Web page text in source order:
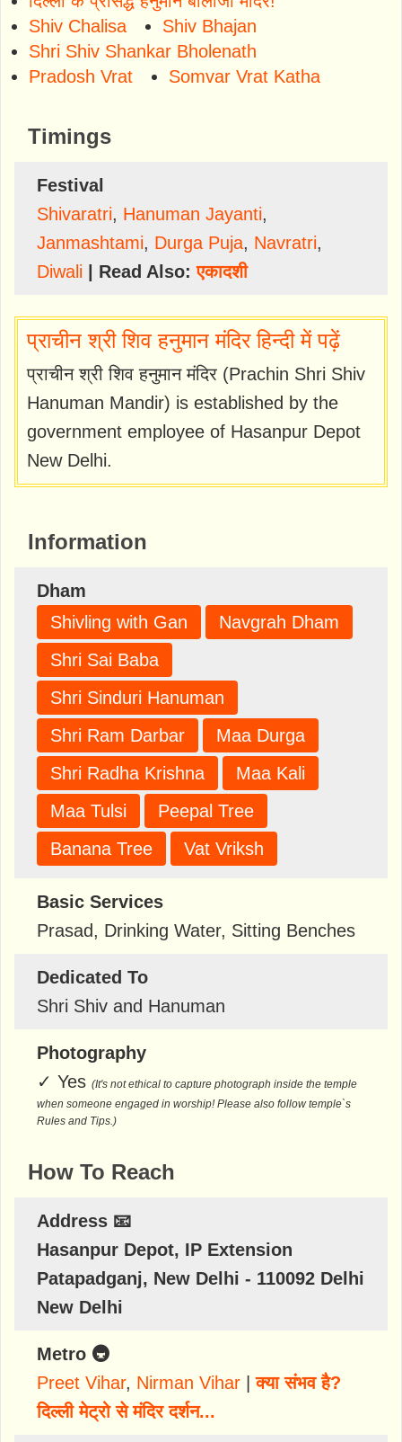
Shiv Chalisa
Shiv Bhajan
Shri Shiv Shankar Bholenath
Pradosh Vrat
Somvar Vrat Katha
Timings
Festival
Shivaratri, Hanuman Jayanti,
Janmashtami, Durga Puja, Navratri,
Diwali | Read Also:एकादशी
प्राचीन श्री शिव हनुमान मंदिर हिन्दी में पढ़ें
प्राचीन श्री शिव हनुमान मंदिर (Prachin Shri Shiv
Hanuman Mandir) is established by the
government employee of Hasanpur Depot
New Delhi.
Information
Dham
Shivling with Gan
Navgrah Dham
Shri Sai Baba
Shri Sinduri Hanuman
Shri Ram Darbar
Maa Durga
Shri Radha Krishna
Maa Kali
Maa Tulsi
Peepal Tree
Banana Tree
Vat Vriksh
Basic Services
Prasad, Drinking Water, Sitting Benches
Dedicated To
Shri Shiv and Hanuman
Photography
✓ Yes (It's not ethical to capture photograph inside the temple
when someone engaged in worship! Please also follow temple`s
Rules and Tips.)
How To Reach
Address 📧
Hasanpur Depot, IP Extension
Patapadganj, New Delhi - 110092 Delhi
New Delhi
Metro 🚇
Preet Vihar, Nirman Vihar |क्या संभव है?
दिल्ली मेट्रो से मंदिर दर्शन...